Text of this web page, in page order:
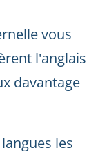
vous
l'anglais
davantage
les